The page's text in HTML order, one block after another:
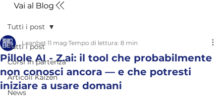
Vai al Blog
Tutti i post
Corsi in partenza
Articoli Kaizen
News
Tutti i post
Pillole AI - Z.ai: il tool che probabilmente
non conosci ancora — e che potresti
iniziare a usare domani
Leanbet 11 mag Tempo di lettura: 8 min